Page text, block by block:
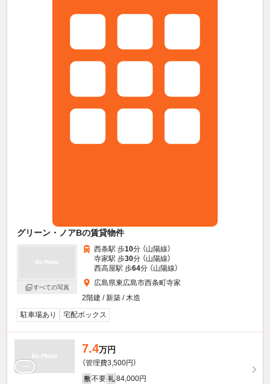
グリーン・ノアBの賃貸物件
すべての写真
西条駅 歩10分 （山陽線）
寺家駅 歩30分 （山陽線）
西高屋駅 歩64分 （山陽線）
広島県東広島市西条町寺家
2階建 / 新築 / 木造
駐車場あり
宅配ボックス
7.4万円
（管理費3,500円）
敷 不要 礼 84,000円